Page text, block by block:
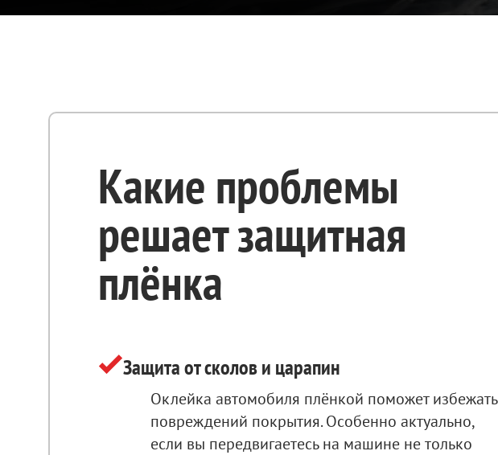
Какие проблемы
решает защитная
плёнка
Защита от сколов и царапин
Оклейка автомобиля плёнкой поможет избежать
повреждений покрытия. Особенно актуально,
если вы передвигаетесь на машине не только